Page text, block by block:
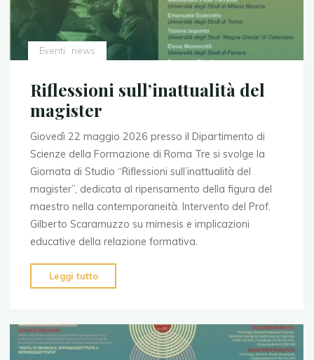
Eventi news
Riflessioni sull’inattualità del
magister
Giovedì 22 maggio 2026 presso il Dipartimento di
Scienze della Formazione di Roma Tre si svolge la
Giornata di Studio “Riflessioni sull’inattualità del
magister”, dedicata al ripensamento della figura del
maestro nella contemporaneità. Intervento del Prof.
Gilberto Scaramuzzo su mimesis e implicazioni
educative della relazione formativa.
Leggi tutto
sull’inattualità
magister"